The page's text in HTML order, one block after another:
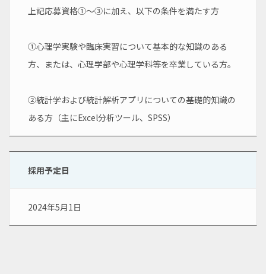
上記応募資格①～③に加え、以下の条件を満たす方
①心理学実験や臨床実習について基本的な知識のある
方、または、心理学部や心理学科等を卒業している方。
②統計学および統計解析アプリについての基礎的知識の
ある方（主にExcel分析ツール、SPSS）
採用予定日
2024年5月1日